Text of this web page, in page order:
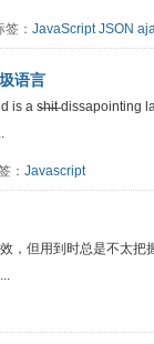
： JavaScript JSON
语言
is a s̶h̶i̶t̶ dissapointing
： Javascript
，但用到时总是不太